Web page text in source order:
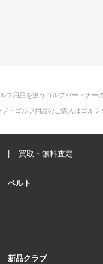
用品を扱うゴルフパートナー
・ゴルフ用品のご購入はゴルフ
買取・無料査定
ベルト
新品クラブ